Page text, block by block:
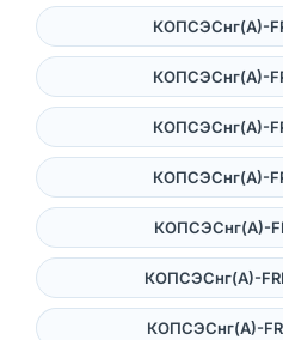
КОПСЭСнг(А)-
КОПСЭСнг(А)-
КОПСЭСнг(А)-
КОПСЭСнг(А)-
КОПСЭСнг(А)-
КОПСЭСнг(А)-
КОПСЭСнг(А)-